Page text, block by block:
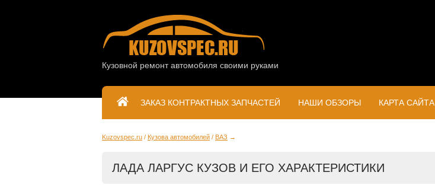
Кузовной ремонт автомобиля своими руками
ЗАКАЗ КОНТРАКТНЫХ ЗАПЧАСТЕЙ НАШИ ОБЗОРЫ КАРТА САЙТА
Kuzovspec.ru Кузова автомобилей ВАЗ
ЛАДА ЛАРГУС КУЗОВ И ЕГО ХАРАКТЕРИСТИКИ